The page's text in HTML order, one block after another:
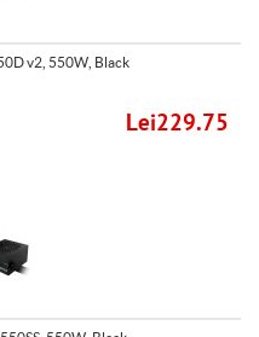
v2, 550W, Black
Lei229.75